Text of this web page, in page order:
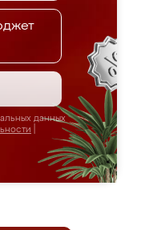
данных